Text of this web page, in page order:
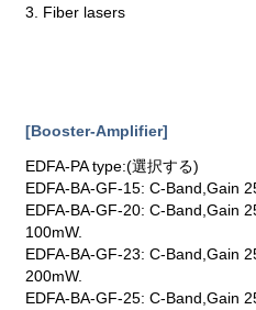
3. Fiber lasers
[Booster-Amplifier]
EDFA-PA type:(選択する)
EDFA-BA-GF-15: C-Band,Gain
EDFA-BA-GF-20: C-Band,Gain
100mW.
EDFA-BA-GF-23: C-Band,Gain
200mW.
EDFA-BA-GF-25: C-Band,Gain